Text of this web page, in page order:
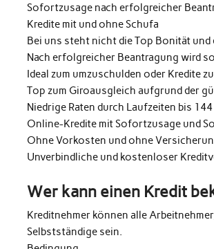
Sofortzusage nach erfolgreicher
Kredite mit und ohne Schufa
Bei uns steht nicht die Top Bonität
Nach erfolgreicher Beantragung wird
Ideal zum umzuschulden oder Kredite
Top zum Giroausgleich aufgrund der
Niedrige Raten durch Laufzeiten bis
Online-Kredite mit Sofortzusage und
Ohne Vorkosten und ohne
Unverbindliche und kostenloser
Wer kann einen Kredit
Kreditnehmer können alle
Selbstständige sein.